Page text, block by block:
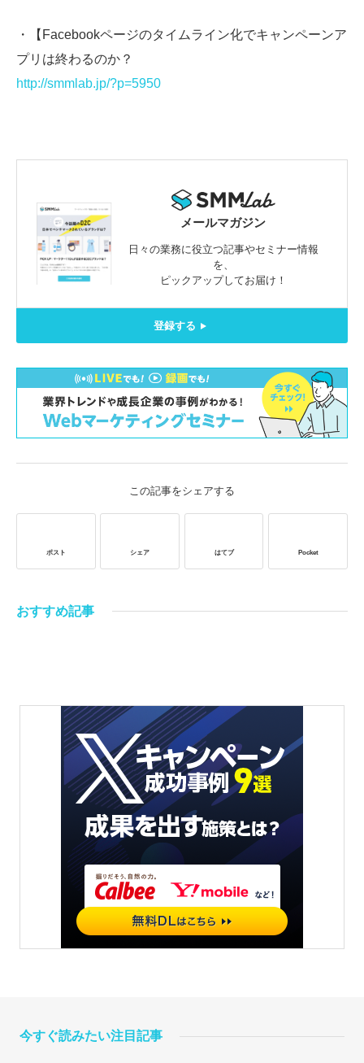
・【Facebookページのタイムライン化でキャンペーンア
プリは終わるのか？
http://smmlab.jp/?p=5950
メールマガジン
日々の業務に役立つ記事やセミナー情報
を、
ピックアップしてお届け！
登録する
この記事をシェアする
ポスト シェア はてブ Pocket
おすすめ記事
今すぐ読みたい注目記事